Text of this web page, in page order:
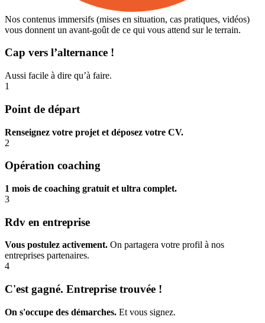
Nos contenus immersifs (mises en situation, cas pratiques, vidéos)
vous donnent un avant-goût de ce qui vous attend sur le terrain.
Cap vers l’alternance !
Aussi facile à dire qu’à faire.
1
Point de départ
Renseignez votre projet et déposez votre CV.
2
Opération coaching
1 mois de coaching gratuit et ultra complet.
3
Rdv en entreprise
Vous postulez activement. On partagera votre profil à nos
entreprises partenaires.
4
C'est gagné. Entreprise trouvée !
On s'occupe des démarches. Et vous signez.